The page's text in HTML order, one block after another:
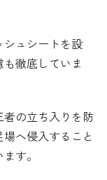
ュシートを設
徹底していま
の立ち入りを防
へ侵入すること
す。